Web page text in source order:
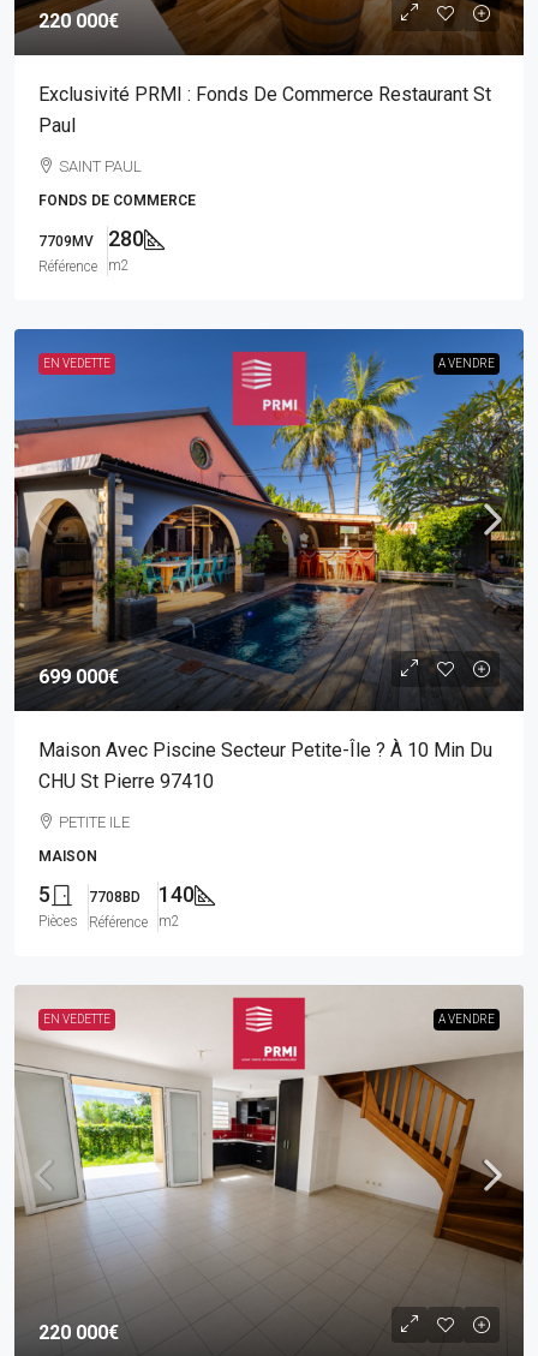
220 000€
Exclusivité PRMI : Fonds De Commerce Restaurant St
Paul
SAINT PAUL
FONDS DE COMMERCE
7709MV
Référence
280
m2
EN VEDETTE A VENDRE
699 000€
Maison Avec Piscine Secteur Petite-Île ? À 10 Min Du
CHU St Pierre 97410
PETITE ILE
MAISON
5
Pièces
7708BD
Référence
140
m2
EN VEDETTE A VENDRE
220 000€